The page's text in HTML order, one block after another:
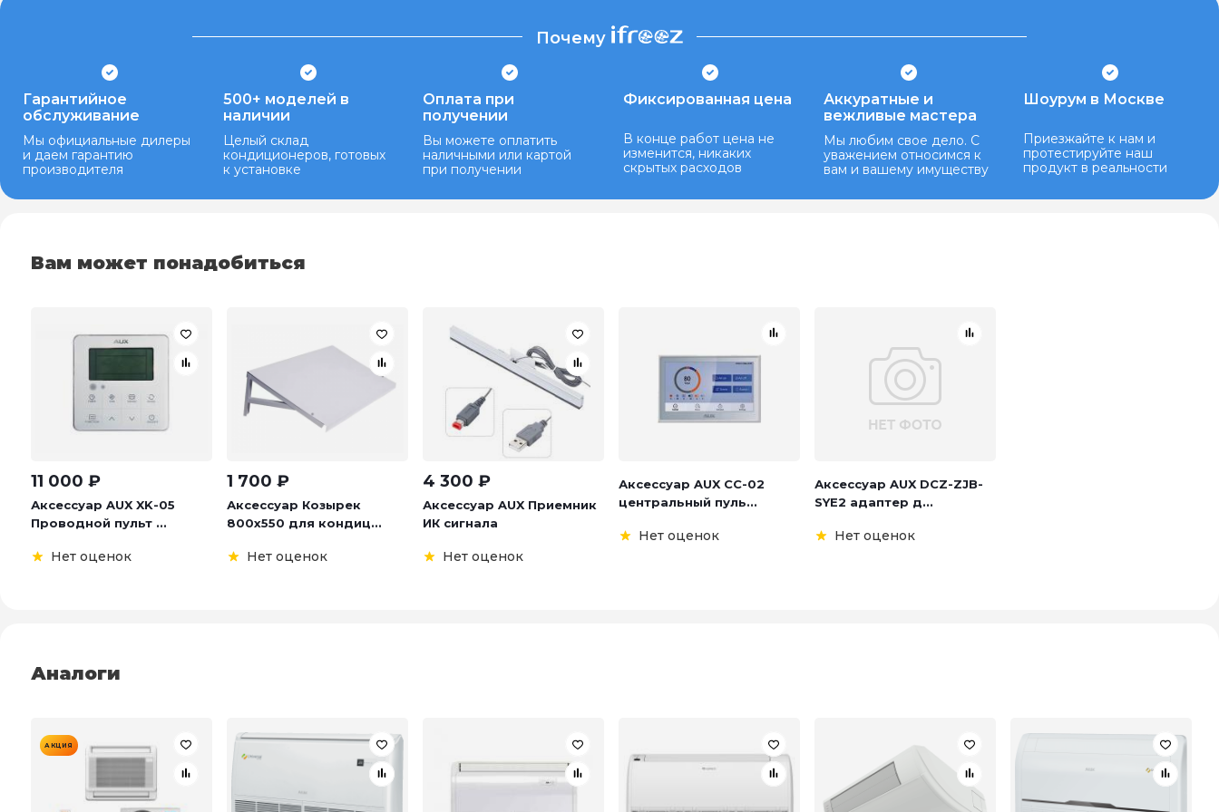
Почему
Гарантийное
обслуживание
Мы официальные дилеры
и даем гарантию
производителя
500+ моделей в
наличии
Целый склад
кондиционеров, готовых
к установке
Оплата при
получении
Вы можете оплатить
наличными или картой
при получении
Фиксированная цена
В конце работ цена не
изменится, никаких
скрытых расходов
Аккуратные и
вежливые мастера
Мы любим свое дело. С
уважением относимся к
вам и вашему имуществу
Шоурум в Москве
Приезжайте к нам и
протестируйте наш
продукт в реальности
Вам может понадобиться
11 000 ₽
Аксессуар AUX XK-05
Проводной пульт ...
Нет оценок
1 700 ₽
Аксессуар Козырек
800х550 для кондиц...
Нет оценок
4 300 ₽
Аксессуар AUX Приемник
ИК сигнала
Нет оценок
Аксессуар AUX CC-02
центральный пуль...
Нет оценок
Аксессуар AUX DCZ-ZJB-
SYE2 адаптер д...
Нет оценок
Аналоги
АКЦИЯ